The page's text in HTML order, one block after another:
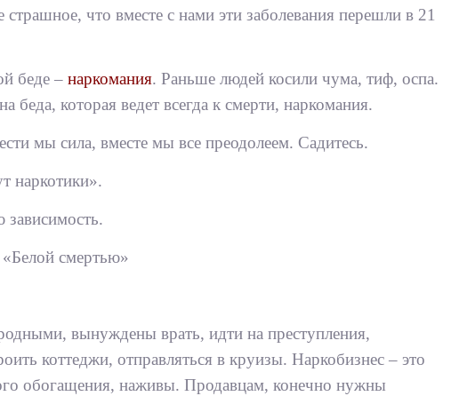
что вместе с нами эти заболевания перешли в 21
беде – наркомания. Раньше людей косили чума, тиф, оспа.
которая ведет всегда к смерти, наркомания.
мы сила, вместе мы все преодолеем. Садитесь.
наркотики».
«Белой смертью»
вынуждены врать, идти на преступления,
коттеджи, отправляться в круизы. Наркобизнес – это
обогащения, наживы. Продавцам, конечно нужны